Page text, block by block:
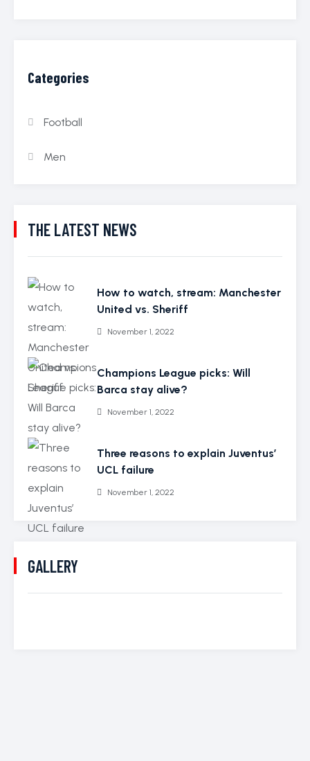
Categories
Football
Men
THE LATEST NEWS
How to watch, stream: Manchester
United vs. Sheriff
November 1, 2022
Champions League picks: Will
Barca stay alive?
November 1, 2022
Three reasons to explain Juventus’
UCL failure
November 1, 2022
GALLERY